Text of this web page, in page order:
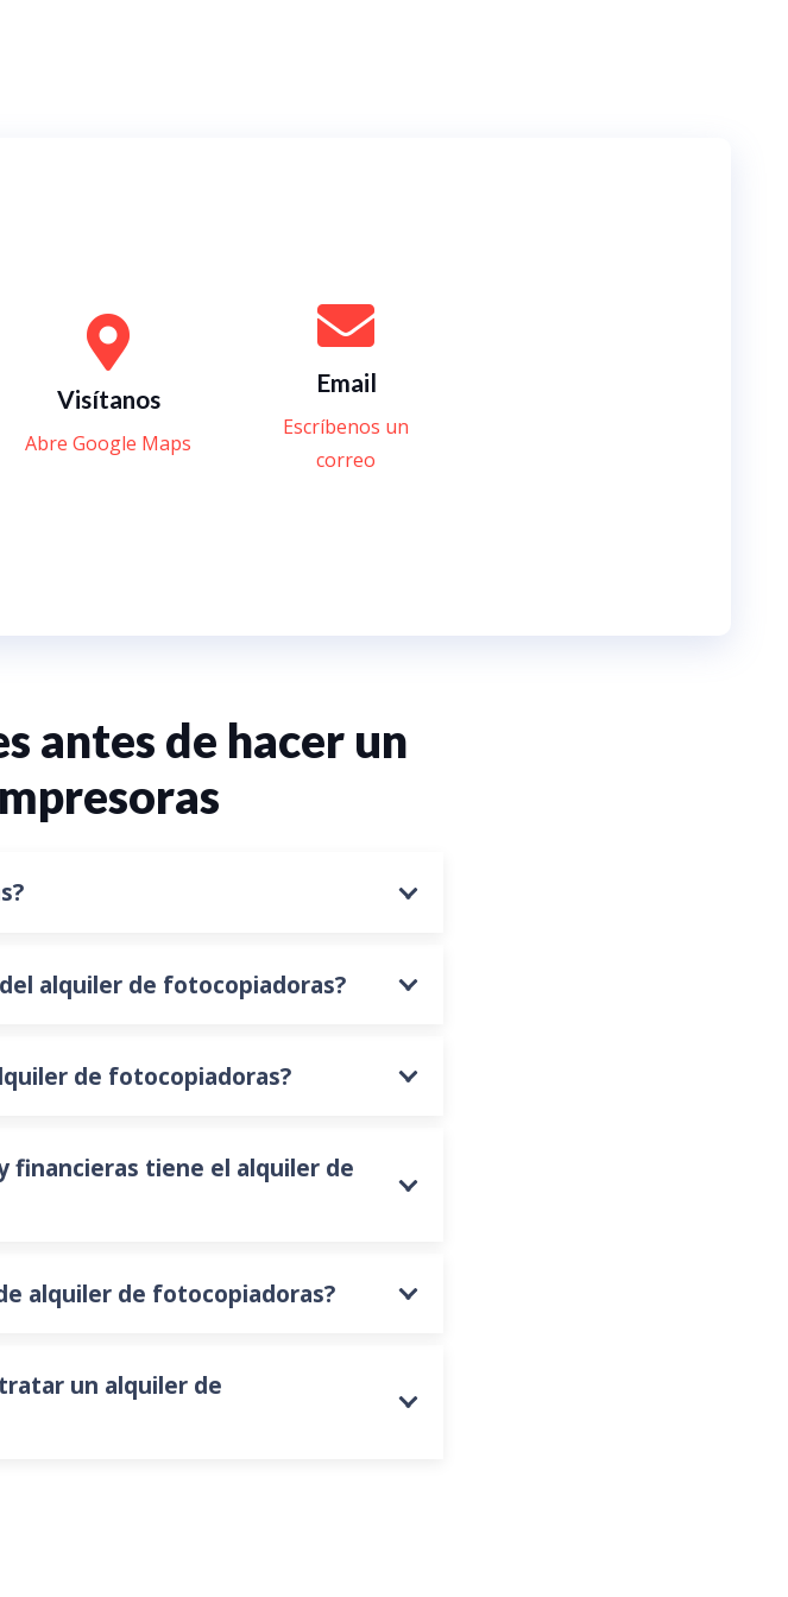
Visítanos
Abre Google Maps
Email
Escríbenos un
correo
antes de hacer un
alquiler de fotocopiadoras?
de fotocopiadoras?
financieras tiene el alquiler de
alquiler de fotocopiadoras?
un alquiler de